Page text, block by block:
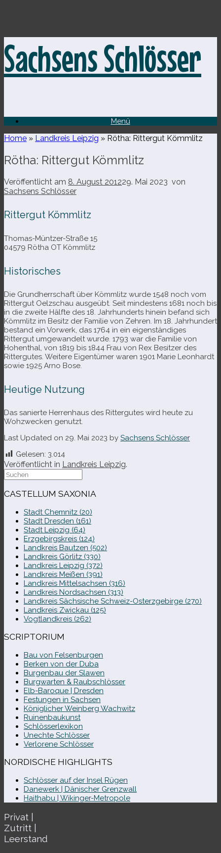
Inhalt
springen
Sachsens Schlösser
Menü
Home » Landkreis Leipzig » Rötha: Rittergut Kömmlitz
Rötha: Rittergut Kömmlitz
Veröffentlicht am 8. August 201229. Mai 2023 von
Sachsens Schlösser
Rittergut Kömmlitz
Thomas-​Müntzer-​Straße 15
04579 Rötha OT Kömmlitz
Historisches
Die Grundherrschaft über Kömmlitz wurde 1548 noch vom
Rittergut Oelzschau aus­ge­übt. Seit min­des­tens 1681 noch bis
in die zweite Hälfte des 18. Jahrhunderts hin­ein befand sich
Kömmlitz im Besitz der Familie von Zehren. Im 18. Jahrhundert
bestand ein Vorwerk, das 1764 in ein eigen­stän­di­ges
Rittergut umge­wan­delt wurde. 1793 war die Familie von
Hohenthal, von 1819 bis 1844 Frau von Rex Besitzer des
Rittergutes. Weitere Eigentümer waren 1901 Marie Leonhardt
sowie 1925 Arno Bose.
Heutige Nutzung
Das sanierte Herrenhaus des Rittergutes wird heute zu
Wohzwecken genutzt.
Last Updated on 29. Mai 2023 by Sachsens Schlösser
Gelesen: 3.014
Veröffentlicht in Landkreis Leipzig.
Suche
nach:
CASTELLUM SAXONIA
Stadt Chemnitz (20)
Stadt Dresden (161)
Stadt Leipzig (64)
Erzgebirgskreis (124)
Landkreis Bautzen (502)
Landkreis Görlitz (330)
Landkreis Leipzig (372)
Landkreis Meißen (391)
Landkreis Mittelsachsen (316)
Landkreis Nordsachsen (313)
Landkreis Sächsische Schweiz-​Osterzgebirge (270)
Landkreis Zwickau (125)
Vogtlandkreis (262)
SCRIPTORIUM
Bau von Felsenburgen
Berken von der Duba
Burgenbau der Slawen
Burgwarten & Raubschlösser
Elb-​Baroque | Dresden
Festungen in Sachsen
Königlicher Weinberg Wachwitz
Ruinenbaukunst
Schlösserlexikon
Unechte Schlösser
Verlorene Schlösser
NORDISCHE HIGHLIGHTS
Schlösser auf der Insel Rügen
Danewerk | Dänischer Grenzwall
Haithabu | Wikinger-Metropole
Privat |
Zutritt |
Leerstand